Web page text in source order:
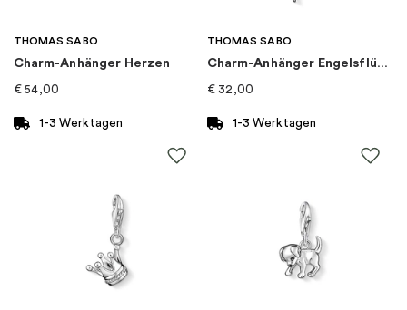
Kategorie: Charms
Kollektion: Pandora Moments
THOMAS SABO
Charm-Anhänger Herzen
€ 54,00
1-3 Werktagen
THOMAS SABO
Charm-Anhänger Engelsflügel
€ 32,00
1-3 Werktagen